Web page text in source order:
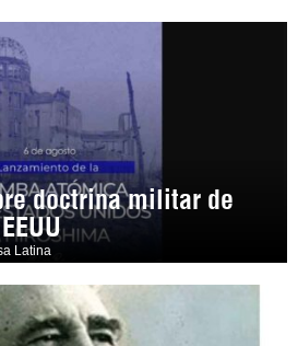
doctrina militar de
Latina